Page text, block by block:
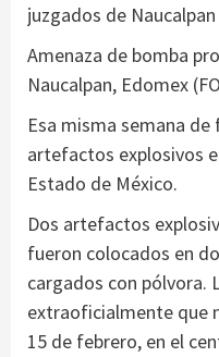
juzgados de
Amenaza de bomba
Naucalpan, Edomex
Esa misma semana
artefactos explosivos
Estado de México.
Dos artefactos
fueron colocados en
cargados con pólvora.
extraoficialmente que
15 de febrero, en el